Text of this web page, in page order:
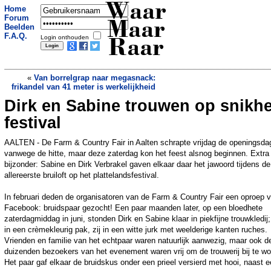
Home
Forum
Beelden
F.A.Q.
Login onthouden
Waar
Maar
Raar
« Van borrelgrap naar megasnack:
frikandel van 41 meter is werkelijkheid
Hoofdkantoor Europese Commissie
moet airconditioning uitschakelen
Dirk en Sabine trouwen op
festival
AALTEN - De Farm & Country Fair in Aalten schrapte vrijdag de
vanwege de hitte, maar deze zaterdag kon het feest alsnog beginnen. Extra
bijzonder: Sabine en Dirk Verbrakel gaven elkaar daar het jawoord tijdens de
allereerste bruiloft op het plattelandsfestival.
In februari deden de organisatoren van de Farm & Country Fair een oproep
Facebook: bruidspaar gezocht! Een paar maanden later, op een bloedhete
zaterdagmiddag in juni, stonden Dirk en Sabine klaar in piekfijne
in een crèmekleurig pak, zij in een witte jurk met weelderige kanten ruches.
Vrienden en familie van het echtpaar waren natuurlijk aanwezig, maar ook
duizenden bezoekers van het evenement waren vrij om de trouwerij bij te
Het paar gaf elkaar de bruidskus onder een prieel versierd met hooi, naast